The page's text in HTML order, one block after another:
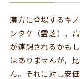
漢方に登場するキ
ンタケ（霊芝），
が連想されるかも
はありませんが，
ん。それに対し安